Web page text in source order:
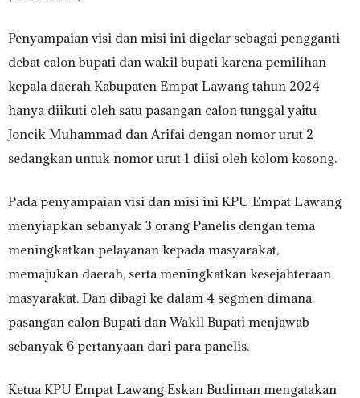
Penyampaian visi dan misi ini digelar sebagai pengganti
debat calon bupati dan wakil bupati karena pemilihan
kepala daerah Kabupaten Empat Lawang tahun 2024
hanya diikuti oleh satu pasangan calon tunggal yaitu
Joncik Muhammad dan Arifai dengan nomor urut 2
sedangkan untuk nomor urut 1 diisi oleh kolom kosong.
Pada penyampaian visi dan misi ini KPU Empat Lawang
menyiapkan sebanyak 3 orang Panelis dengan tema
meningkatkan pelayanan kepada masyarakat,
memajukan daerah, serta meningkatkan kesejahteraan
masyarakat. Dan dibagi ke dalam 4 segmen dimana
pasangan calon Bupati dan Wakil Bupati menjawab
sebanyak 6 pertanyaan dari para panelis.
Ketua KPU Empat Lawang Eskan Budiman mengatakan